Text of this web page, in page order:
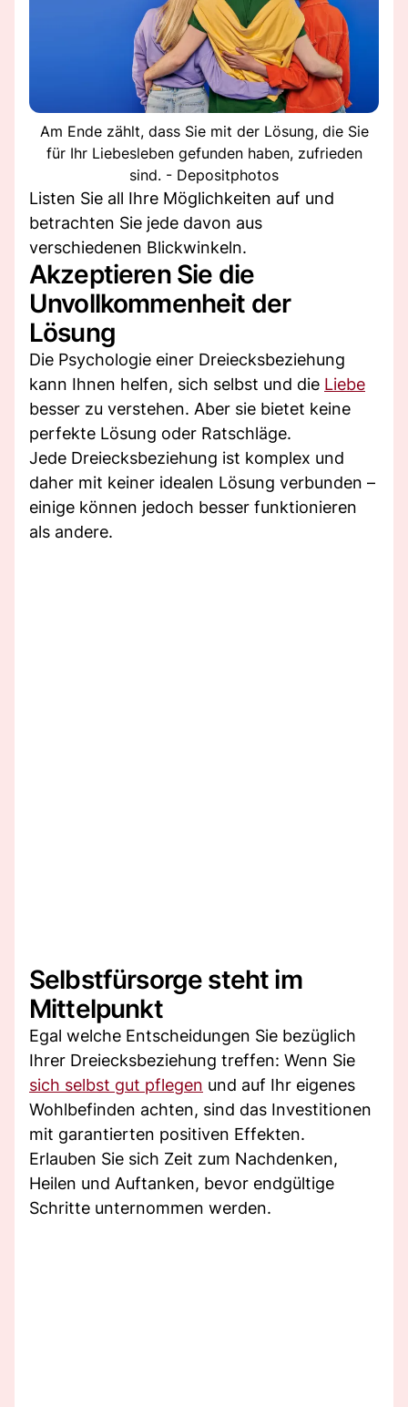
Am Ende zählt, dass Sie mit der Lösung, die Sie
für Ihr Liebesleben gefunden haben, zufrieden
sind. - Depositphotos
Listen Sie all Ihre Möglichkeiten auf und
betrachten Sie jede davon aus
verschiedenen Blickwinkeln.
Akzeptieren Sie die
Unvollkommenheit der
Lösung
Die Psychologie einer Dreiecksbeziehung
kann Ihnen helfen, sich selbst und die Liebe
besser zu verstehen. Aber sie bietet keine
perfekte Lösung oder Ratschläge.
Jede Dreiecksbeziehung ist komplex und
daher mit keiner idealen Lösung verbunden –
einige können jedoch besser funktionieren
als andere.
Selbstfürsorge steht im
Mittelpunkt
Egal welche Entscheidungen Sie bezüglich
Ihrer Dreiecksbeziehung treffen: Wenn Sie
sich selbst gut pflegen und auf Ihr eigenes
Wohlbefinden achten, sind das Investitionen
mit garantierten positiven Effekten.
Erlauben Sie sich Zeit zum Nachdenken,
Heilen und Auftanken, bevor endgültige
Schritte unternommen werden.